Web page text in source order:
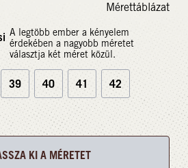
Mérettáblázat
A legtöbb ember a kényelem
érdekében a nagyobb méretet
választja két méret közül.
39 40 41 42
KI A MÉRETET